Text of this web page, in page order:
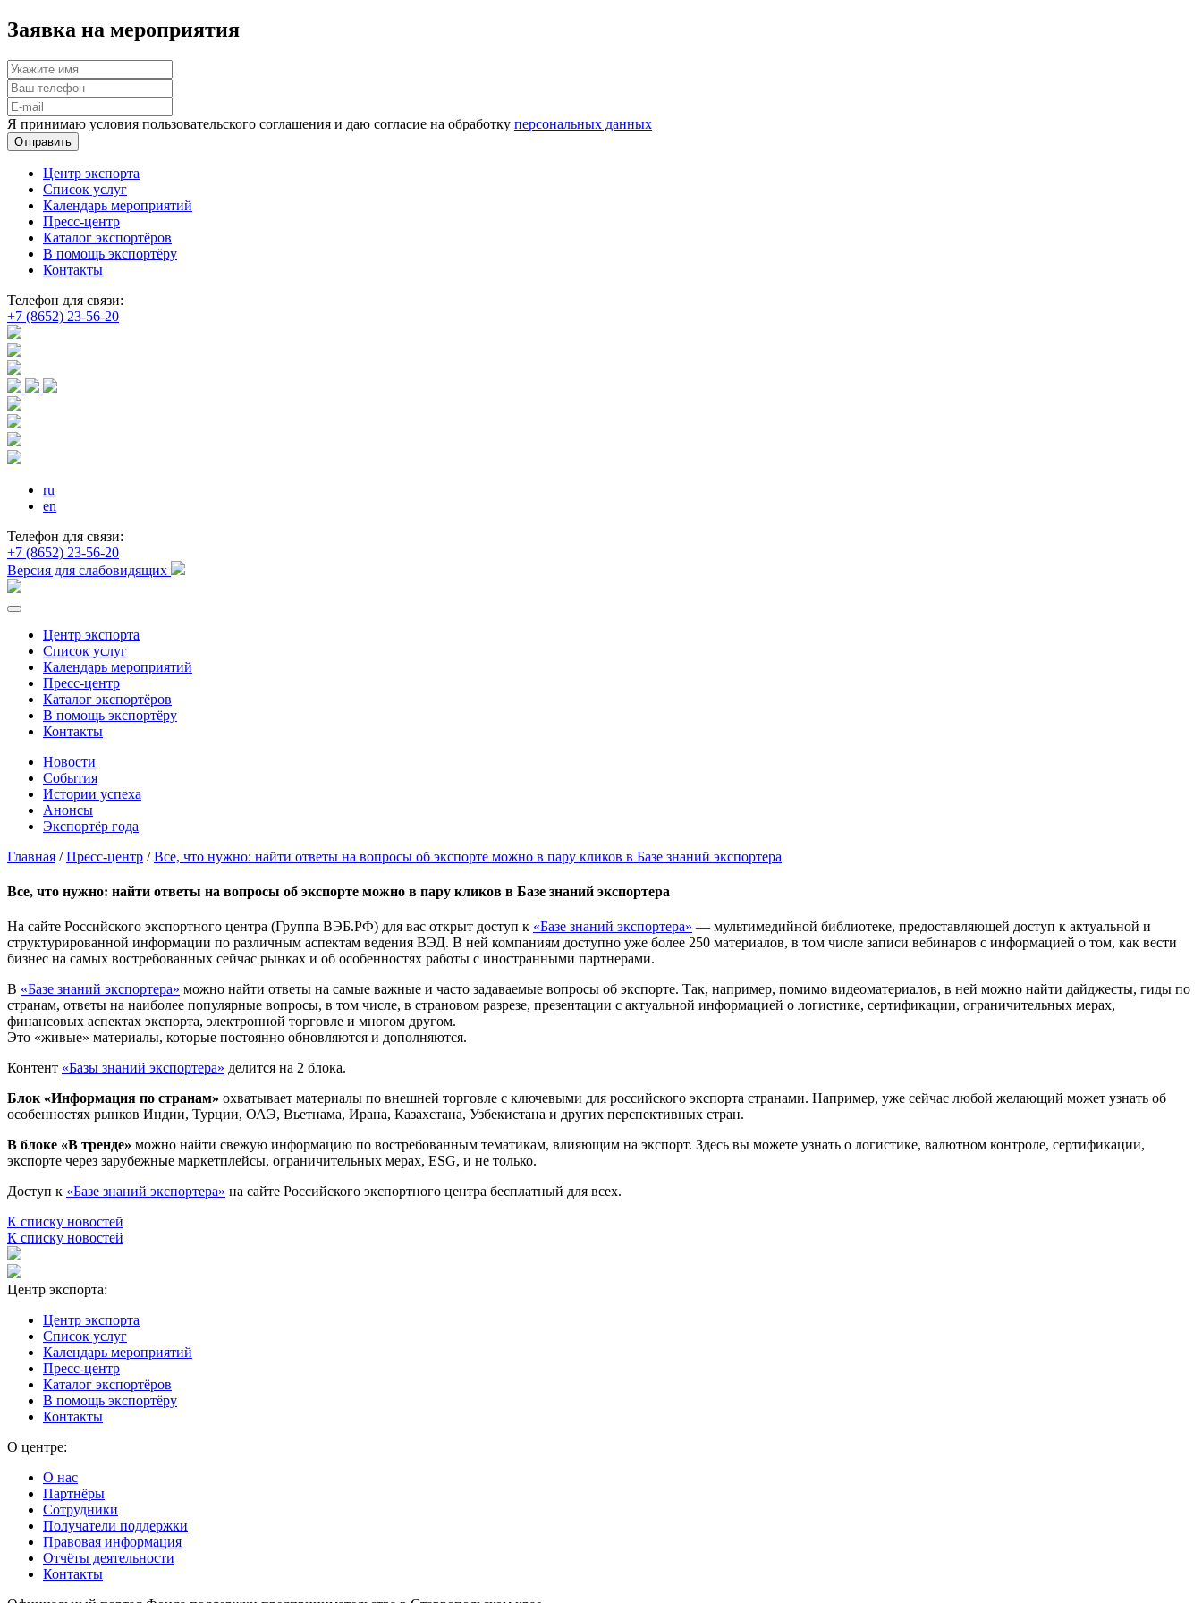
Заявка на мероприятия
Я принимаю условия пользовательского соглашения и даю согласие на обработку персональных данных
Отправить
Центр экспорта
Список услуг
Календарь мероприятий
Пресс-центр
Каталог экспортёров
В помощь экспортёру
Контакты
Телефон для связи:
+7 (8652) 23-56-20
ru
en
Телефон для связи:
+7 (8652) 23-56-20
Версия для слабовидящих
Центр экспорта
Список услуг
Календарь мероприятий
Пресс-центр
Каталог экспортёров
В помощь экспортёру
Контакты
Новости
События
Истории успеха
Анонсы
Экспортёр года
Главная /Пресс-центр /Все, что нужно: найти ответы на вопросы об экспорте можно в пару кликов в Базе знаний экспортера
Все, что нужно: найти ответы на вопросы об экспорте можно в пару кликов в Базе знаний экспортера
На сайте Российского экспортного центра (Группа ВЭБ.РФ) для вас открыт доступ к «Базе знаний экспортера» — мультимедийной библиотеке, предоставляющей доступ к актуальной и
структурированной информации по различным аспектам ведения ВЭД. В ней компаниям доступно уже более 250 материалов, в том числе записи вебинаров с информацией о том, как вести
бизнес на самых востребованных сейчас рынках и об особенностях работы с иностранными партнерами.
В «Базе знаний экспортера» можно найти ответы на самые важные и часто задаваемые вопросы об экспорте. Так, например, помимо видеоматериалов, в ней можно найти дайджесты, гиды по
странам, ответы на наиболее популярные вопросы, в том числе, в страновом разрезе, презентации с актуальной информацией о логистике, сертификации, ограничительных мерах,
финансовых аспектах экспорта, электронной торговле и многом другом.
Это «живые» материалы, которые постоянно обновляются и дополняются.
Контент «Базы знаний экспортера» делится на 2 блока.
Блок «Информация по странам» охватывает материалы по внешней торговле с ключевыми для российского экспорта странами. Например, уже сейчас любой желающий может узнать об
особенностях рынков Индии, Турции, ОАЭ, Вьетнама, Ирана, Казахстана, Узбекистана и других перспективных стран.
В блоке «В тренде» можно найти свежую информацию по востребованным тематикам, влияющим на экспорт. Здесь вы можете узнать о логистике, валютном контроле, сертификации,
экспорте через зарубежные маркетплейсы, ограничительных мерах, ESG, и не только.
Доступ к «Базе знаний экспортера» на сайте Российского экспортного центра бесплатный для всех.
К списку новостей
К списку новостей
Центр экспорта:
Центр экспорта
Список услуг
Календарь мероприятий
Пресс-центр
Каталог экспортёров
В помощь экспортёру
Контакты
О центре:
О нас
Партнёры
Сотрудники
Получатели поддержки
Правовая информация
Отчёты деятельности
Контакты